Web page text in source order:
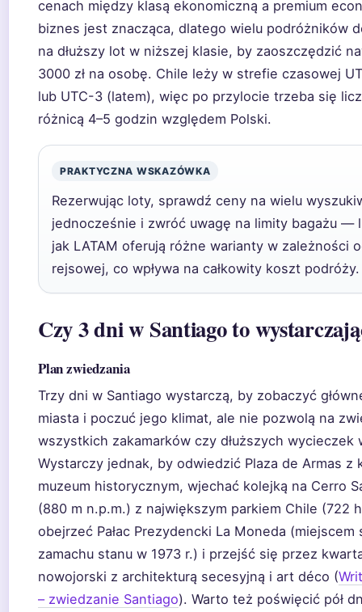
cenach między klasą ekonomiczną a premium
biznes jest znacząca, dlatego wielu podróżników
na dłuższy lot w niższej klasie, by zaoszczędzić
3000 zł na osobę. Chile leży w strefie czasowej
lub UTC-3 (latem), więc po przylocie trzeba się
różnicą 4–5 godzin względem Polski.
PRAKTYCZNA WSKAZÓWKA
Rezerwując loty, sprawdź ceny na wielu
jednocześnie i zwróć uwagę na limity bagażu —
jak LATAM oferują różne warianty w zależności
rejsowej, co wpływa na całkowity koszt podróży.
Czy 3 dni w Santiago to
Plan zwiedzania
Trzy dni w Santiago wystarczą, by zobaczyć
miasta i poczuć jego klimat, ale nie pozwolą na
wszystkich zakamarków czy dłuższych wycieczek
Wystarczy jednak, by odwiedzić Plaza de Armas z
muzeum historycznym, wjechać kolejką na Cerro
(880 m n.p.m.) z największym parkiem Chile (722
obejrzeć Pałac Prezydencki La Moneda (miejscem
zamachu stanu w 1973 r.) i przejść się przez
nowojorski z architekturą secesyjną i art déco (
– zwiedzanie Santiago). Warto też poświęcić pół